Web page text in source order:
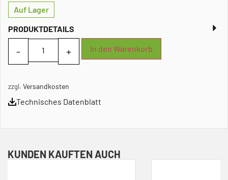
Auf Lager
PRODUKTDETAILS
In den Warenkorb
zzgl. Versandkosten
Technisches Datenblatt
KUNDEN KAUFTEN AUCH